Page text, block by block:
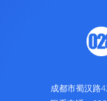
成都市蜀汉路